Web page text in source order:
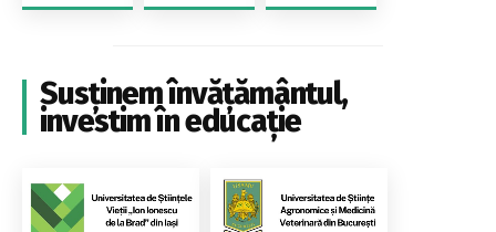
Susținem învățământul,
investim în educație